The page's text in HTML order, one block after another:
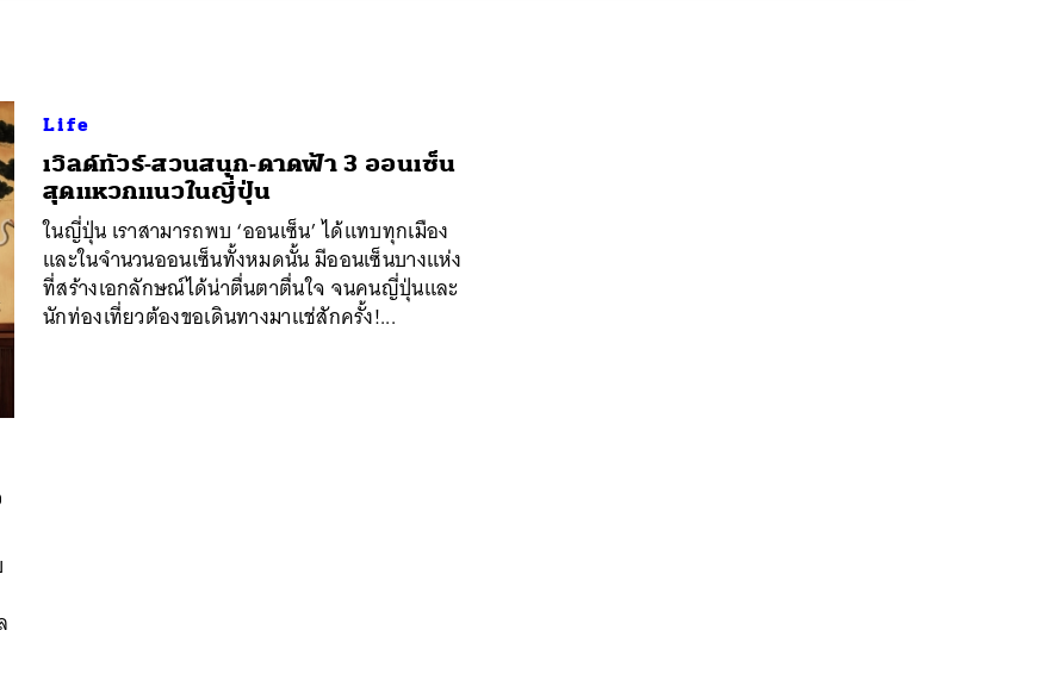
Life
เวิลด์ทัวร์-สวนสนุก-ดาดฟ้า 3 ออนเซ็น
สุดแหวกแนวในญี่ปุ่น
ในญี่ปุ่น เราสามารถพบ ‘ออนเซ็น’ ได้แทบทุกเมือง
และในจำนวนออนเซ็นทั้งหมดนั้น มีออนเซ็นบางแห่ง
ที่สร้างเอกลักษณ์ได้น่าตื่นตาตื่นใจ จนคนญี่ปุ่นและ
นักท่องเที่ยวต้องขอเดินทางมาแช่สักครั้ง!...